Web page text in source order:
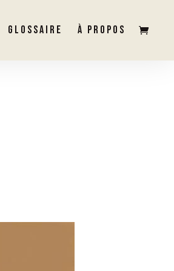
GLOSSAIRE À PROPOS